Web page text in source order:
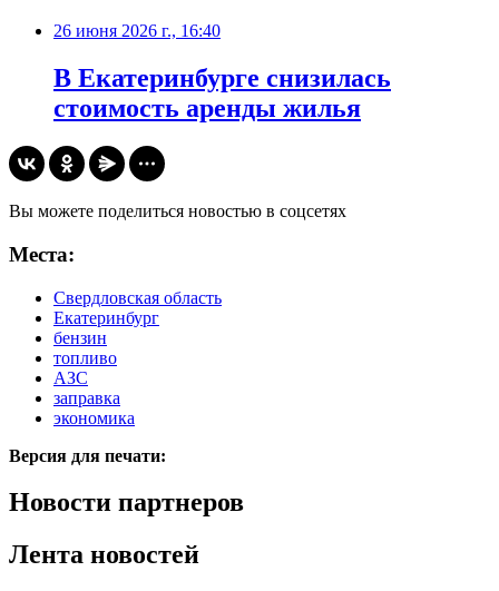
26 июня 2026 г., 16:40
В Екатеринбурге снизилась
стоимость аренды жилья
Вы можете поделиться новостью в соцсетях
Места:
Свердловская область
Екатеринбург
бензин
топливо
АЗС
заправка
экономика
Версия для печати:
Новости партнеров
Лента новостей